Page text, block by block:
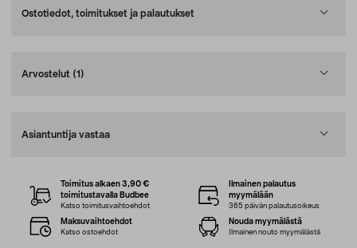
Ostotiedot, toimitukset ja palautukset
Arvostelut (1)
Asiantuntija vastaa
Toimitus alkaen 3,90 €
toimitustavalla Budbee
Katso toimitusvaihtoehdot
Ilmainen palautus
myymälään
365 päivän palautusoikeus
Maksuvaihtoehdot
Katso ostoehdot
Nouda myymälästä
Ilmainen nouto myymälästä